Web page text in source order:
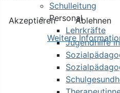
Schulleitung
Personal
Lehrkräfte
Jugendhilfe
Akzeptieren
Ablehnen
Weitere